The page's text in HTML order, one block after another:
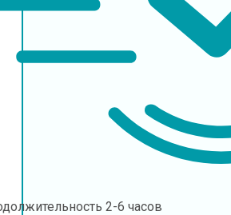
2-6 часов